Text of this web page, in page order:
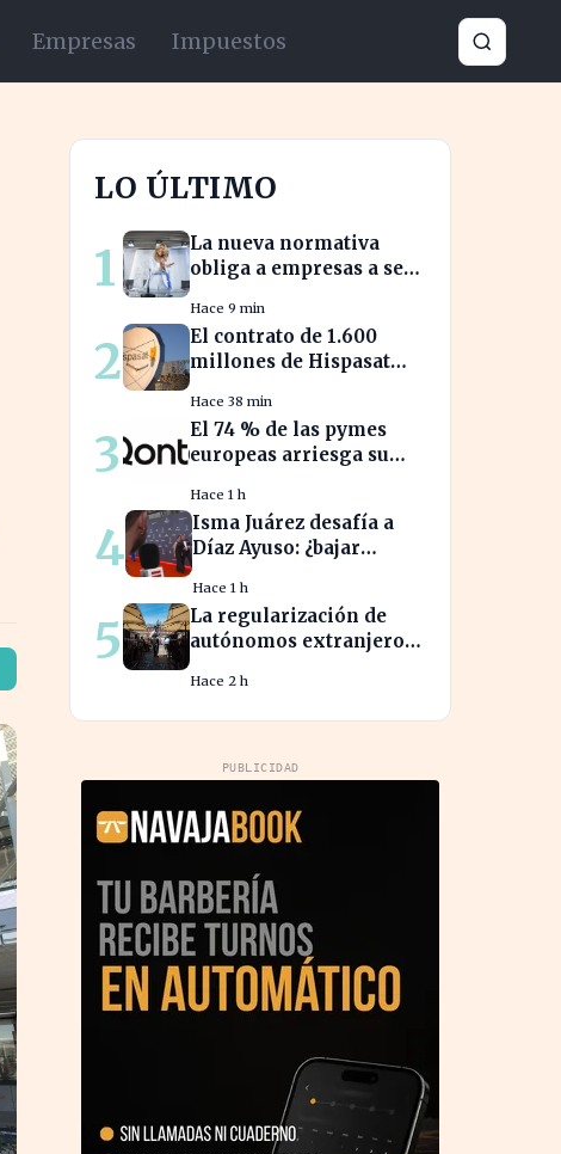
Empresas Impuestos
LO ÚLTIMO
1
La nueva normativa
obliga a empresas a ser
salarios entre
trabajadores en puestos
similares
Hace 9 min
2
El contrato de 1.600
millones de Hispasat
espacial en Europa
Hace 38 min
3
El 74 % de las pymes
europeas arriesga su
trabajar fuera de horas
Hace 1 h
4
Isma Juárez desafía a
Díaz Ayuso: ¿bajar
a la F1?
Hace 1 h
5
La regularización de
autónomos extranjeros
del empleo turístico
Hace 2 h
PUBLICIDAD